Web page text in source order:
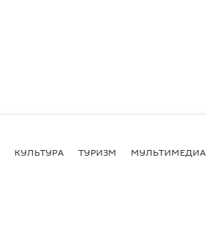
КУЛЬТУРА ТУРИЗМ МУЛЬТИМЕДИА